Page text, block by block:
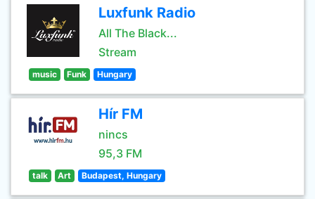
Luxfunk Radio
All The Black...
Stream
music Funk Hungary
Hír FM
nincs
95,3 FM
talk Art Budapest, Hungary